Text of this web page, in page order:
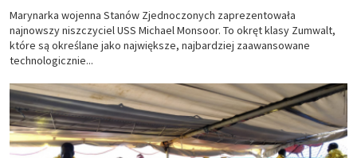
Marynarka wojenna Stanów Zjednoczonych zaprezentowała
najnowszy niszczyciel USS Michael Monsoor. To okręt klasy Zumwalt,
które są określane jako największe, najbardziej zaawansowane
technologicznie...